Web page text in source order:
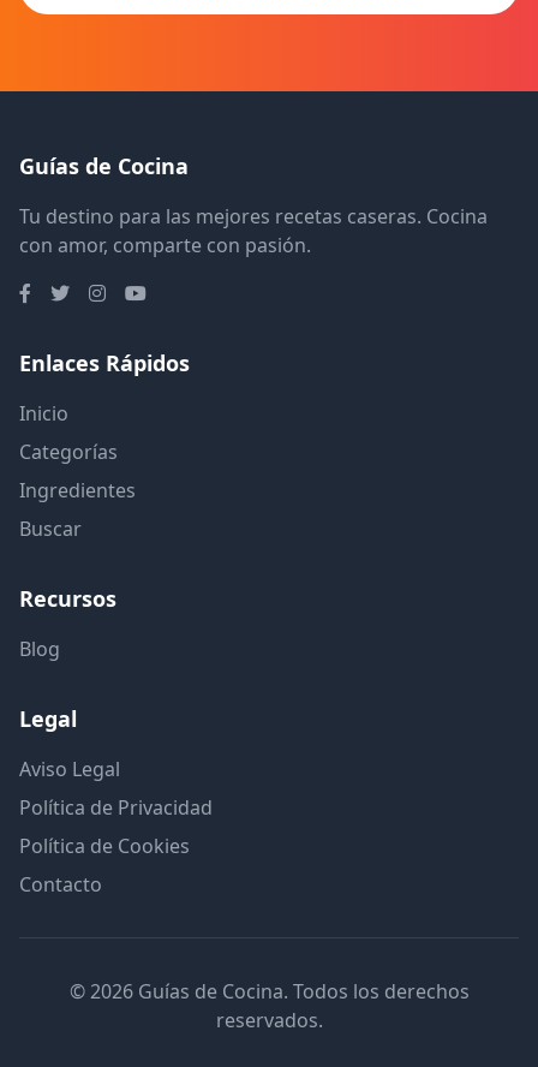
Guías de Cocina
Tu destino para las mejores recetas caseras. Cocina
con amor, comparte con pasión.
Enlaces Rápidos
Inicio
Categorías
Ingredientes
Buscar
Recursos
Blog
Legal
Aviso Legal
Política de Privacidad
Política de Cookies
Contacto
© 2026 Guías de Cocina. Todos los derechos
reservados.